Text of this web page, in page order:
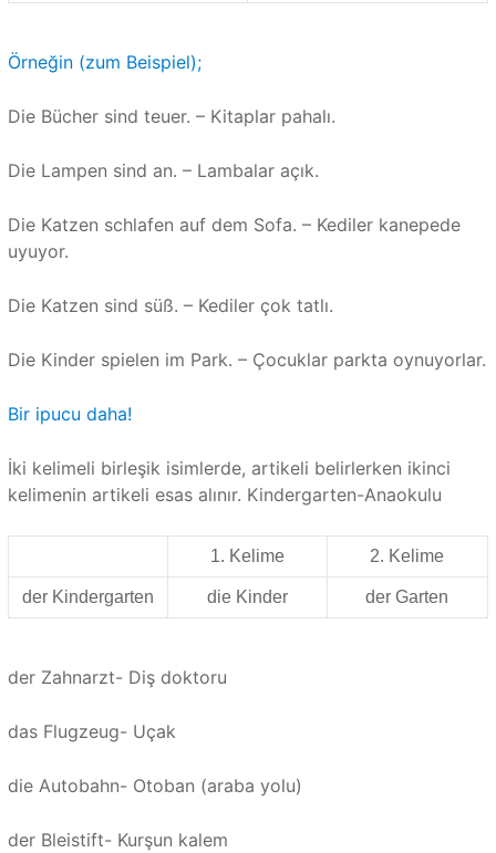
Örneğin (zum Beispiel);
Die Bücher sind teuer. – Kitaplar pahalı.
Die Lampen sind an. – Lambalar açık.
Die Katzen schlafen auf dem Sofa. – Kediler kanepede
uyuyor.
Die Katzen sind süß. – Kediler çok tatlı.
Die Kinder spielen im Park. – Çocuklar parkta oynuyorlar.
Bir ipucu daha!
İki kelimeli birleşik isimlerde, artikeli belirlerken ikinci
kelimenin artikeli esas alınır. Kindergarten-Anaokulu
1. Kelime 2. Kelime
der Kindergarten die Kinder der Garten
der Zahnarzt- Diş doktoru
das Flugzeug- Uçak
die Autobahn- Otoban (araba yolu)
der Bleistift- Kurşun kalem